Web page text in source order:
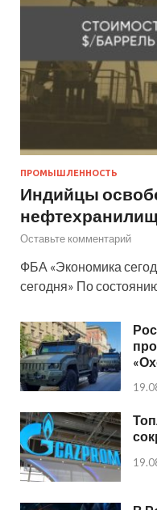
ПРОМЫШЛЕННОСТЬ
Индийцы
Оставьте комментарий
ФБА «Экономика
сегодня» По